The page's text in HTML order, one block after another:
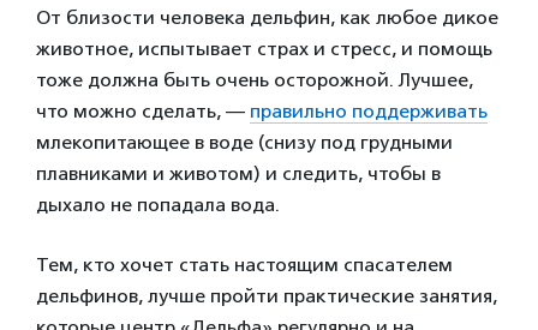
От близости человека дельфин, как любое дикое
животное, испытывает страх и стресс, и помощь
тоже должна быть очень осторожной. Лучшее,
что можно сделать, — правильно поддерживать
млекопитающее в воде (снизу под грудными
плавниками и животом) и следить, чтобы в
дыхало не попадала вода.
Тем, кто хочет стать настоящим спасателем
дельфинов, лучше пройти практические занятия,